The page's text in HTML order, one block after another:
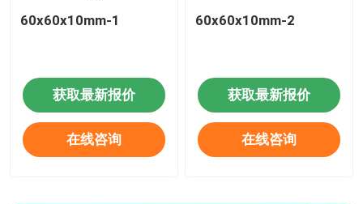
60x60x10mm-1
获取最新报价
在线咨询
60x60x10mm-2
获取最新报价
在线咨询